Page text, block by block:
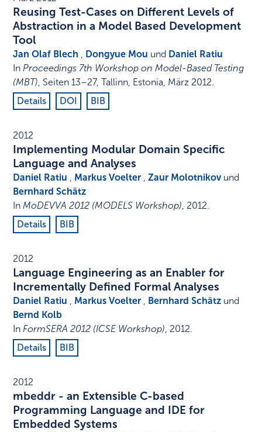
Reusing Test-Cases on Different Levels of
Abstraction in a Model Based Development
Tool
Jan Olaf Blech , Dongyue Mou und Daniel Ratiu
InProceedings 7th Workshop on Model-Based Testing
(MBT), Seiten 13–27,Tallinn, Estonia, März 2012.
Details
DOI BIB
2012
Implementing Modular Domain Specific
Language and Analyses
Daniel Ratiu , Markus Voelter ,Zaur Molotnikovund
Bernhard Schätz
InMoDEVVA 2012 (MODELS Workshop), 2012.
Details
BIB
2012
Language Engineering as an Enabler for
Incrementally Defined Formal Analyses
Daniel Ratiu , Markus Voelter , Bernhard Schätz und
Bernd Kolb
InFormSERA 2012 (ICSE Workshop), 2012.
Details
BIB
2012
mbeddr - an Extensible C-based
Programming Language and IDE for
Embedded Systems